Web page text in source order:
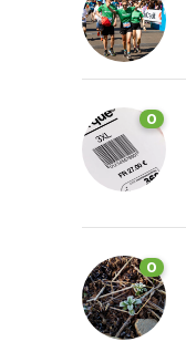
0
0